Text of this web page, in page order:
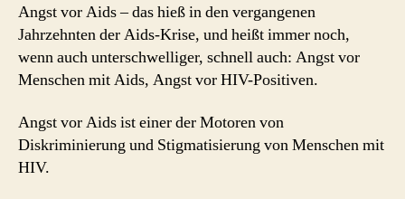
Angst vor Aids – das hieß in den vergangenen
Jahrzehnten der Aids-Krise, und heißt immer noch,
wenn auch unterschwelliger, schnell auch: Angst vor
Menschen mit Aids, Angst vor HIV-Positiven.
Angst vor Aids ist einer der Motoren von
Diskriminierung und Stigmatisierung von Menschen mit
HIV.